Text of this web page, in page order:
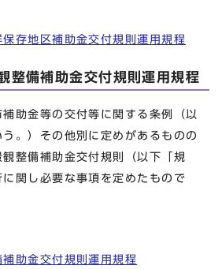
存地区補助金交付規則運用規程
整備補助金交付規則運用規程
助金等の交付等に関する条例（以
。）その他別に定めがあるものの
整備補助金交付規則（以下「規
関し必要な事項を定めたもので
助金交付規則運用規程